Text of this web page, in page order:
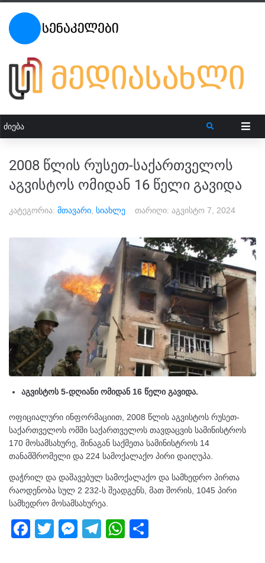
2008 წლის რუსეთ-საქართველოს
აგვისტოს ომიდან 16 წელი გავიდა
კატეგორია: მთავარი სიახლე თარიღი: აგვისტო 7, 2024
აგვისტოს 5-დღიანი ომიდან 16 წელი გავიდა.
ოფიციალური ინფორმაციით, 2008 წლის აგვისტოს რუსეთ-
საქართველოს ომში საქართველოს თავდაცვის სამინისტროს
170 მოსამსახურე, შინაგან საქმეთა სამინისტროს 14
თანამშრომელი და 224 სამოქალაქო პირი დაიღუპა.
დაჭრილ და დაშავებულ სამოქალაქო და სამხედრო პირთა
რაოდენობა სულ 2 232-ს შეადგენს, მათ შორის, 1045 პირი
სამხედრო მოსამსახურეა.
F
T
M
T
W